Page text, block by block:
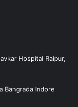
Hospital Raipur,
Bangrada Indore